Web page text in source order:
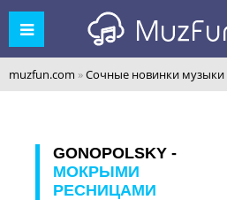
muzfun.com »Сочные новинки музыки
GONOPOLSKY -
МОКРЫМИ
РЕСНИЦАМИ